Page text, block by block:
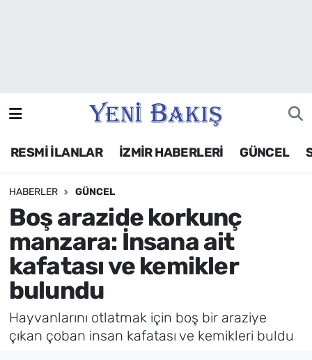
RESMİ İLANLAR İZMİR HABERLERİ GÜNCEL
HABERLER GÜNCEL
Boş arazide korkunç
manzara: İnsana ait
kafatası ve kemikler
bulundu
Hayvanlarını otlatmak için boş bir araziye
çıkan çoban insan kafatası ve kemikleri buldu
Siyaset
Asayiş / Polis-Adliye
Spor
Magazin
Foto Galeri
Künye